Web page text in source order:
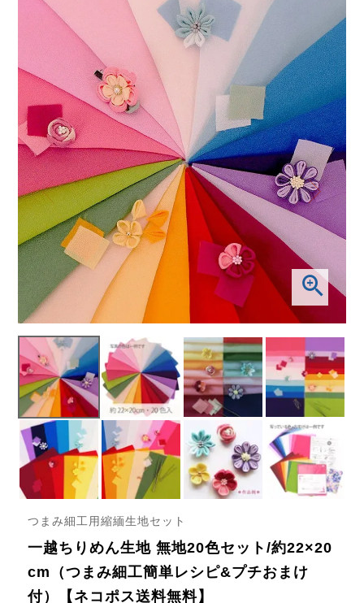
つまみ細工用縮緬生地セット
一越ちりめん生地 無地20色セット/約22×20
cm（つまみ細工簡単レシピ&プチおまけ
付）【ネコポス送料無料】